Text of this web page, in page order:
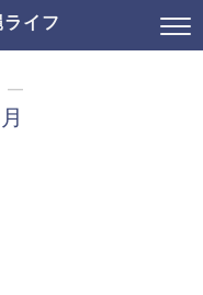
イフ
―